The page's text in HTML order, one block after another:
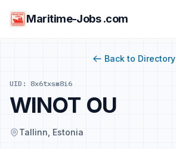
Maritime-Jobs .com
Back to Directory
UID: 8x6txsm8i6
WINOT OU
Tallinn, Estonia